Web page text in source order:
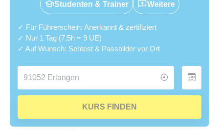
Studenten & Trainer Weitere
✓ Für Führerschein: Anerkannt & zertifiziert
✓ Nur 1 Tag (7,5h = 9 UE)
✓ Auf Wunsch: Sehtest & Passbilder vor Ort
KURS FINDEN